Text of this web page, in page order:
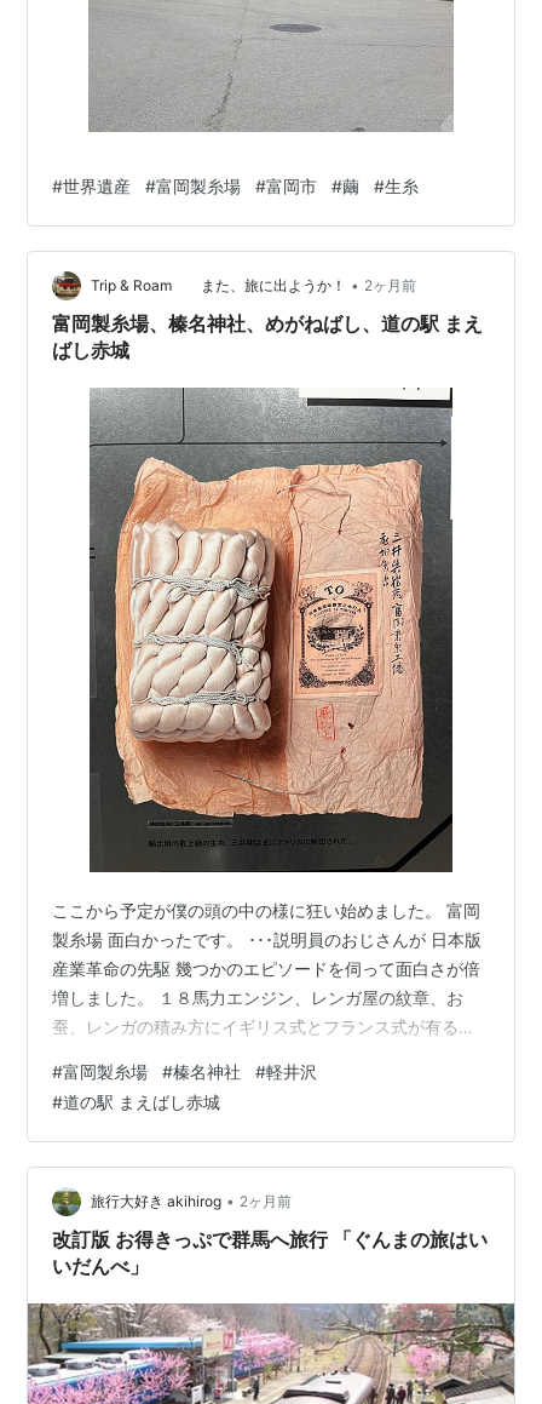
#世界遺産 #富岡製糸場 #富岡市 #繭 #生糸
Trip & Roam また、旅に出ようか！ • 2ヶ月前
富岡製糸場、榛名神社、めがねばし、道の駅 まえ
ばし赤城
ここから予定が僕の頭の中の様に狂い始めました。 富岡
製糸場 面白かったです。 ･･･説明員のおじさんが 日本版
産業革命の先駆 幾つかのエピソードを伺って面白さが倍
増しました。 １８馬力エンジン、レンガ屋の紋章、お
蚕、レンガの積み方にイギリス式とフランス式が有るら
が反対で近代的な厚生制度が施行されていた。 製造業を
生業にしている僕は、決して強制するのでは無く日本の
蚕業の技術を否定するのでも強制するのでも無く上手く
フランス式と調和を保ちながら飛躍的に製糸業を発展さ
せ 日本初の本格的な官営模範器械製糸工場 但し、ずっと
赤字だったらしい。 行くべし！…
#富岡製糸場 #榛名神社 #軽井沢
#道の駅 まえばし赤城
旅行大好き akihirog • 2ヶ月前
改訂版 お得きっぷで群馬へ旅行 「ぐんまの旅はい
いだんべ」